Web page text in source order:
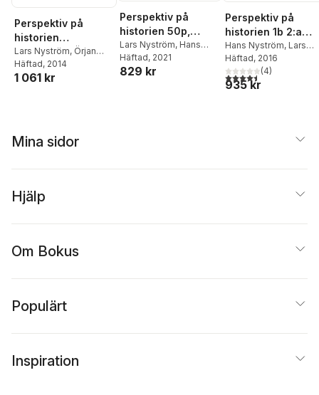
Perspektiv på
historien
Kulturhistoria
Lars Nyström, Örjan
Nyström
Häftad, 2014
1 061 kr
Perspektiv på
historien 50p,
elevbok
Lars Nyström, Hans
Nyström,Örjan Nyström
Häftad, 2021
829 kr
Perspektiv på
historien 1b 2:a
uppl
Hans Nyström, Lars
Nyström,Örjan
Häftad, 2016
4,5utav 5 stjärnor.
(4)
935 kr
Mina sidor
Hjälp
Om Bokus
Populärt
Inspiration